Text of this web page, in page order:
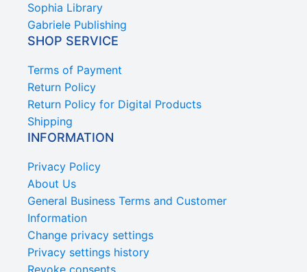
Sophia Library
Gabriele Publishing
SHOP SERVICE
Terms of Payment
Return Policy
Return Policy for Digital Products
Shipping
INFORMATION
Privacy Policy
About Us
General Business Terms and Customer
Information
Change privacy settings
Privacy settings history